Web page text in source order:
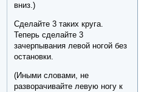
вниз.)
Сделайте 3 таких круга.
Теперь сделайте 3
зачерпывания левой ногой без
остановки.
(Иными словами, не
разворачивайте левую ногу к